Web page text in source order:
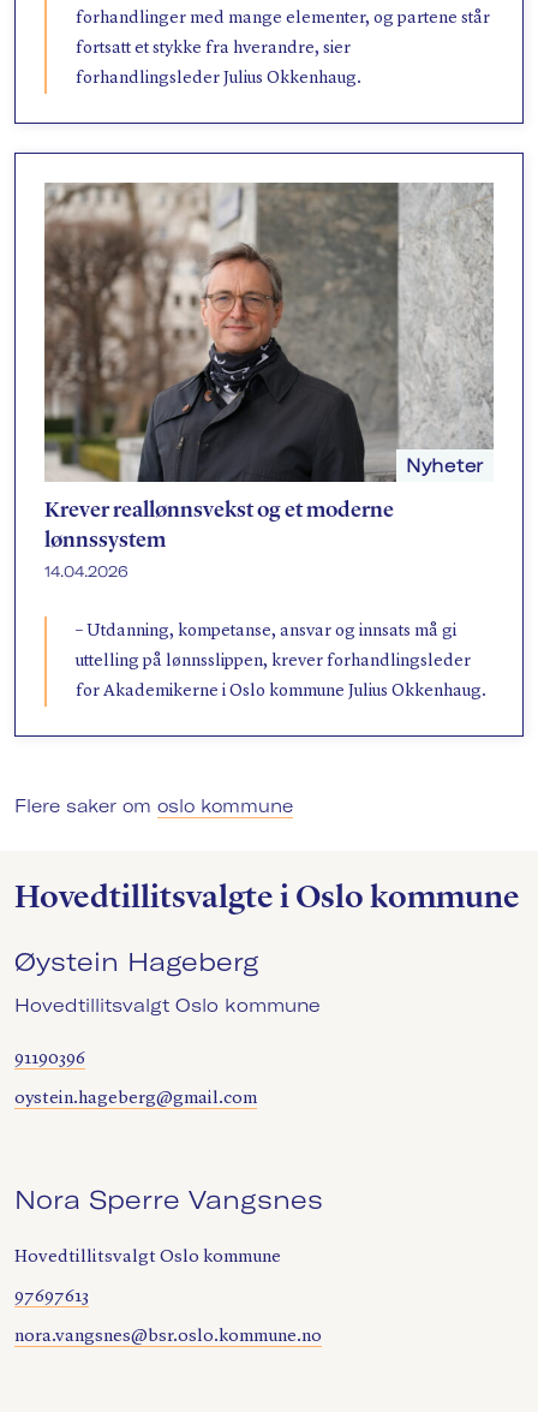
forhandlinger med mange elementer, og partene står
fortsatt et stykke fra hverandre, sier
forhandlingsleder Julius Okkenhaug.
Nyheter
Krever reallønnsvekst og et moderne
lønnssystem
14.04.2026
– Utdanning, kompetanse, ansvar og innsats må gi
uttelling på lønnsslippen, krever forhandlingsleder
for Akademikerne i Oslo kommune Julius Okkenhaug.
Flere saker om oslo kommune
Hovedtillitsvalgte i Oslo kommune
Øystein Hageberg
Hovedtillitsvalgt Oslo kommune
91190396
oystein.hageberg@gmail.com
Nora Sperre Vangsnes
Hovedtillitsvalgt Oslo kommune
97697613
nora.vangsnes@bsr.oslo.kommune.no